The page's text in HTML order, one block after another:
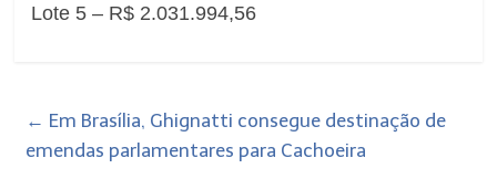
Lote 5 – R$ 2.031.994,56
← Em Brasília, Ghignatti consegue destinação de
emendas parlamentares para Cachoeira